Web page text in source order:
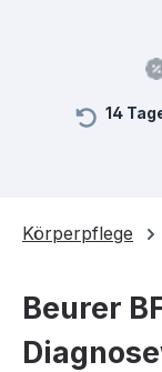
14
Körperpflege
Beurer